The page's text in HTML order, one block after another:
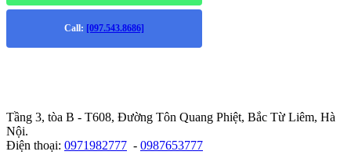
Call: [097.543.8686]
Tầng 3, tòa B - T608, Đường Tôn Quang Phiệt, Bắc Từ Liêm, Hà
Nội.
Điện thoại: 0971982777 - 0987653777